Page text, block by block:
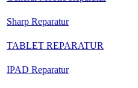
Sharp Reparatur
TABLET REPARATUR
IPAD Reparatur